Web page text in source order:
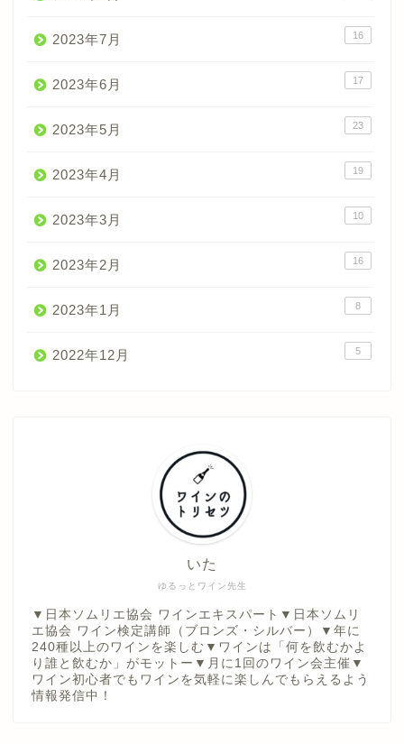
2023年7月 16
2023年6月 17
2023年5月 23
2023年4月 19
2023年3月 10
2023年2月 16
2023年1月 8
2022年12月 5
ゆるっとワイン先生
いた
▼日本ソムリエ協会 ワインエキスパート▼日本ソムリ
エ協会 ワイン検定講師（ブロンズ・シルバー）▼年に
240種以上のワインを楽しむ▼ワインは「何を飲むかよ
り誰と飲むか」がモットー▼月に1回のワイン会主催▼
ワイン初心者でもワインを気軽に楽しんでもらえるよう
情報発信中！
ワインのトリセツ
世界のワイン産地
ワイン小話
ワインレポート